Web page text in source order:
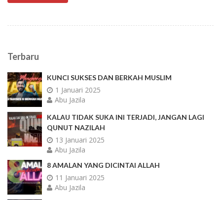
Terbaru
KUNCI SUKSES DAN BERKAH MUSLIM
1 Januari 2025
Abu Jazila
KALAU TIDAK SUKA INI TERJADI, JANGAN LAGI
QUNUT NAZILAH
13 Januari 2025
Abu Jazila
8 AMALAN YANG DICINTAI ALLAH
11 Januari 2025
Abu Jazila